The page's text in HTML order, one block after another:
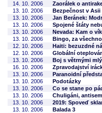
14. 10. 2006
Zaorálek o
13. 10. 2006
Bezpečnost v Asii
13. 10. 2006
Jan Beránek:
13. 10. 2006
Spojené štáty
13. 10. 2006
Nevada: Kam o
13. 10. 2006
Bingo, za
12. 10. 2006
Haiti: bezuzdné
12. 10. 2006
Globální
13. 10. 2006
Boj s větrnými
16. 10. 2006
Zpravodajství
13. 10. 2006
Paranoidní
13. 10. 2006
Podotázky
13. 10. 2006
Co se stane po
13. 10. 2006
Chuligáni,
13. 10. 2006
2019: Spoveď
13. 10. 2006
Balada 3